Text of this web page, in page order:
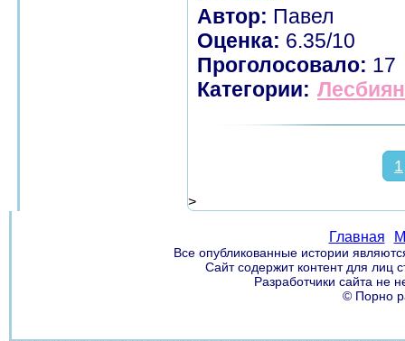
Автор: Павел
Оценка: 6.35/10
Проголосовало: 17
Категории:
1
>
Главная
Все опубликованные истории
Сайт содержит контент для лиц
Разработчики сайта не
© Порно